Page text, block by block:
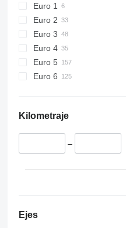
Euro 1
Euro 2
Euro 3
Euro 4
Euro 5
Euro 6
Kilometraje
–
Ejes